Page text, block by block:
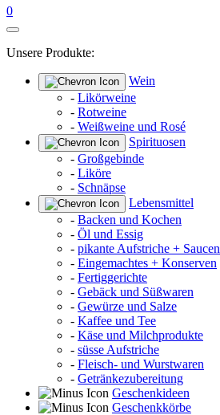
0
Unsere Produkte:
Wein
- Likörweine
- Rotweine
- Weißweine und Rosé
Spirituosen
- Großgebinde
- Liköre
- Schnäpse
Lebensmittel
- Backen und Kochen
- Öl und Essig
- pikante Aufstriche + Saucen
- Eingemachtes + Konserven
- Fertiggerichte
- Gebäck und Süßwaren
- Gewürze und Salze
- Kaffee und Tee
- Käse und Milchprodukte
- süsse Aufstriche
- Fleisch- und Wurstwaren
- Getränkezubereitung
Geschenkideen
Geschenkkörbe